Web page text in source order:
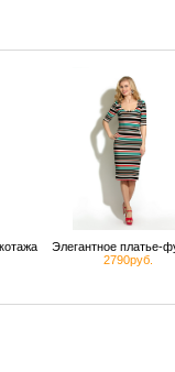
Элегантное платье-
2790руб.